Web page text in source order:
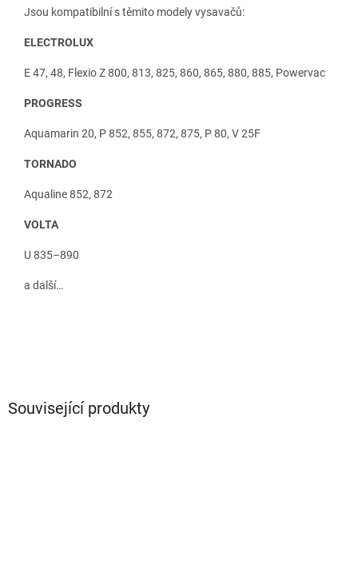
Jsou kompatibilní s těmito modely vysavačů:
ELECTROLUX
E 47, 48, Flexio Z 800, 813, 825, 860, 865, 880, 885, Powervac
PROGRESS
Aquamarin 20, P 852, 855, 872, 875, P 80, V 25F
TORNADO
Aqualine 852, 872
VOLTA
U 835–890
a další…
Související produkty